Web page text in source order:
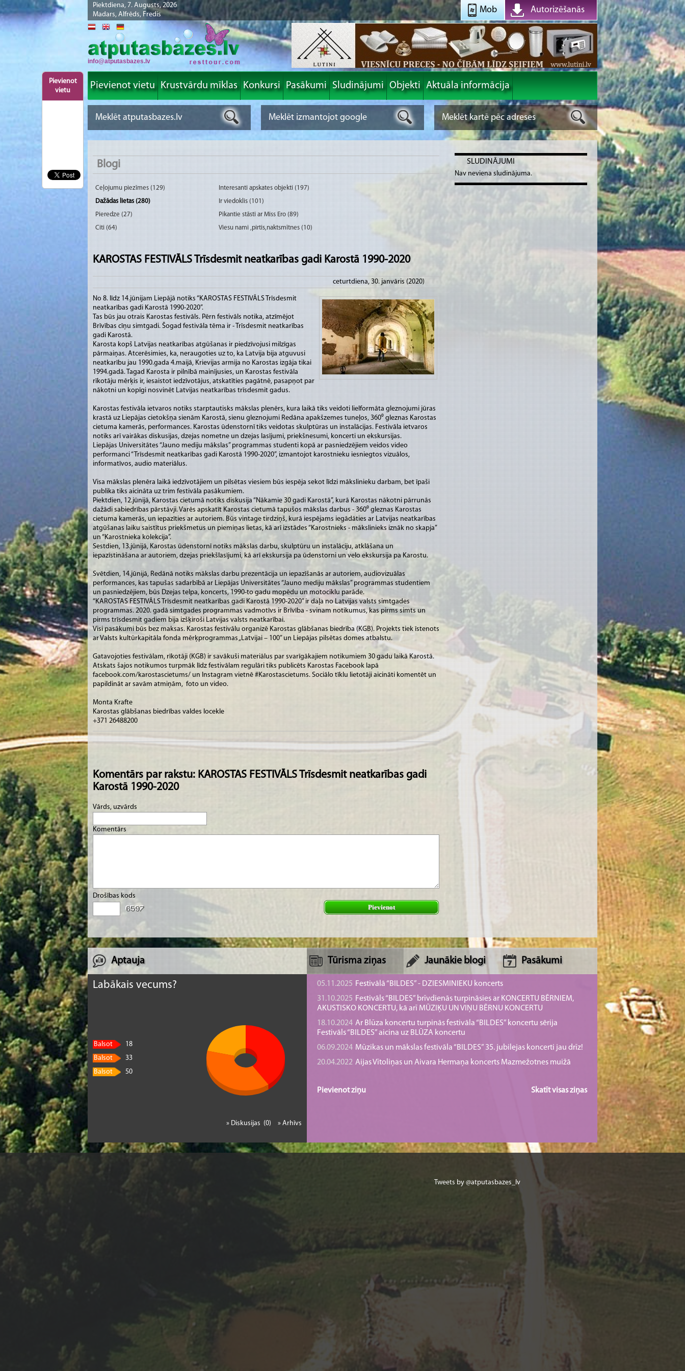
Piektdiena, 7. Augusts, 2026
Madars, Alfrēds, Fredis
Autorizēšanās
Mob
Pievienot
vietu
info@atputasbazes.lv
Pievienot vietu Krustvārdu mīklas Konkursi Pasākumi Sludinājumi Objekti Aktuāla informācija
Blogi
Ceļojumu piezīmes (129)
Interesanti apskates objekti (197)
Dažādas lietas (280)
Ir viedoklis (101)
Pieredze (27)
Pikantie stāsti ar Miss Ero (89)
Citi (64)
Viesu nami ,pirtis,naktsmītnes (10)
KAROSTAS FESTIVĀLS Trīsdesmit neatkarības gadi Karostā 1990-2020
ceturtdiena, 30. janvāris (2020)
No 8. līdz 14.jūnijam Liepājā notiks “KAROSTAS FESTIVĀLS Trīsdesmit
neatkarības gadi Karostā 1990-2020”.
Tas būs jau otrais Karostas festivāls. Pērn festivāls notika, atzīmējot
Brīvības cīņu simtgadi. Šogad festivāla tēma ir - Trīsdesmit neatkarības
gadi Karostā.
Karosta kopš Latvijas neatkarības atgūšanas ir piedzīvojusi milzīgas
pārmaiņas. Atcerēsimies, ka, neraugoties uz to, ka Latvija bija atguvusi
neatkarību jau 1990.gada 4.maijā, Krievijas armija no Karostas izgāja tikai
1994.gadā. Tagad Karosta ir pilnībā mainījusies, un Karostas festivāla
rīkotāju mērķis ir, iesaistot iedzīvotājus, atskatīties pagātnē, pasapņot par
nākotni un kopīgi nosvinēt Latvijas neatkarības trīsdesmit gadus.
Karostas festivāla ietvaros notiks starptautisks mākslas plenērs, kura laikā tiks veidoti lielformāta gleznojumi jūras
krastā uz Liepājas cietokšņa sienām Karostā, sienu gleznojumi Redāna apakšzemes tuneļos, 360⁰ gleznas Karostas
cietuma kamerās, performances. Karostas ūdenstornī tiks veidotas skulptūras un instalācijas. Festivāla ietvaros
notiks arī vairākas diskusijas, dzejas nometne un dzejas lasījumi, priekšnesumi, koncerti un ekskursijas.
Liepājas Universitātes “Jauno mediju mākslas” programmas studenti kopā ar pasniedzējiem veidos video
performanci “Trīsdesmit neatkarības gadi Karostā 1990-2020”, izmantojot karostnieku iesniegtos vizuālos,
informatīvos, audio materiālus.
Visa mākslas plenēra laikā iedzīvotājiem un pilsētas viesiem būs iespēja sekot līdzi mākslinieku darbam, bet īpaši
publika tiks aicināta uz trim festivāla pasākumiem.
Piektdien, 12.jūnijā, Karostas cietumā notiks diskusija “Nākamie 30 gadi Karostā”, kurā Karostas nākotni pārrunās
dažādi sabiedrības pārstāvji. Varēs apskatīt Karostas cietumā tapušos mākslas darbus - 360⁰ gleznas Karostas
cietuma kamerās, un iepazīties ar autoriem. Būs vintage tirdziņš, kurā iespējams iegādāties ar Latvijas neatkarības
atgūšanas laiku saistītus priekšmetus un piemiņas lietas, kā arī izstādes “Karostnieks - mākslinieks iznāk no skapja”
un “Karostnieka kolekcija”.
Sestdien, 13.jūnijā, Karostas ūdenstornī notiks mākslas darbu, skulptūru un instalāciju, atklāšana un
iepazīstināšana ar autoriem, dzejas priekšlasījumi, kā arī ekskursija pa ūdenstorni un velo ekskursija pa Karostu.
Svētdien, 14.jūnijā, Redānā notiks mākslas darbu prezentācija un iepazīšanās ar autoriem, audiovizuālas
performances, kas tapušas sadarbībā ar Liepājas Universitātes “Jauno mediju mākslas” programmas studentiem
un pasniedzējiem, būs Dzejas telpa, koncerts, 1990-to gadu mopēdu un motociklu parāde.
“KAROSTAS FESTIVĀLS Trīsdesmit neatkarības gadi Karostā 1990-2020” ir daļa no Latvijas valsts simtgades
programmas. 2020. gadā simtgades programmas vadmotīvs ir Brīvība - svinam notikumus, kas pirms simts un
pirms trīsdesmit gadiem bija izšķiroši Latvijas valsts neatkarībai.
Visi pasākumi būs bez maksas. Karostas festivālu organizē Karostas glābšanas biedrība (KGB). Projekts tiek īstenots
ar Valsts kultūrkapitāla fonda mērķprogrammas „Latvijai – 100” un Liepājas pilsētas domes atbalstu.
Gatavojoties festivālam, rīkotāji (KGB) ir savākuši materiālus par svarīgākajiem notikumiem 30 gadu laikā Karostā.
Atskats šajos notikumos turpmāk līdz festivālam regulāri tiks publicēts Karostas Facebook lapā
facebook.com/karostascietums/ un Instagram vietnē #Karostascietums. Sociālo tīklu lietotāji aicināti komentēt un
papildināt ar savām atmiņām, foto un video.
Monta Krafte
Karostas glābšanas biedrības valdes locekle
+371 26488200
Komentārs par rakstu: KAROSTAS FESTIVĀLS Trīsdesmit neatkarības gadi
Karostā 1990-2020
Vārds, uzvārds
Komentārs
Drošības kods
Pievienot
SLUDINĀJUMI
Nav neviena sludinājuma.
Aptauja
Labākais vecums?
Balsot
18
Balsot
33
Balsot
50
» Arhīvs
» Diskusijas (0)
Tūrisma ziņas Jaunākie blogi Pasākumi
05.11.2025 Festivālā “BILDES” - DZIESMINIEKU koncerts
31.10.2025 Festivāls “BILDES” brīvdienās turpināsies ar KONCERTU BĒRNIEM,
AKUSTISKO KONCERTU, kā arī MŪZIĶU UN VIŅU BĒRNU KONCERTU
18.10.2024 Ar Blūza koncertu turpinās festivāla “BILDES” koncertu sērija
Festivāls “BILDES” aicina uz BLŪZA koncertu
06.09.2024 Mūzikas un mākslas festivāla “BILDES” 35. jubilejas koncerti jau drīz!
20.04.2022 Aijas Vītoliņas un Aivara Hermaņa koncerts Mazmežotnes muižā
Skatīt visas ziņas
Pievienot ziņu
Tweets by @atputasbazes_lv